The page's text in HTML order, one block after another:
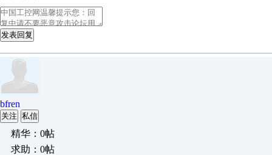
发表回复
bfren
关注 私信
精华：0帖
求助：0帖